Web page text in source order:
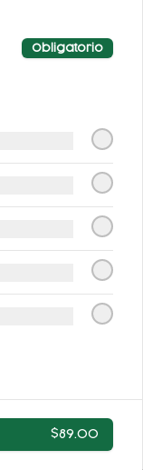
500ML
Obligatorio
$89.00